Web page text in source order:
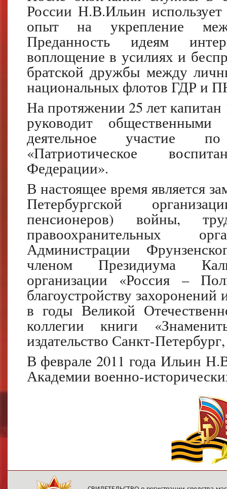
России Н.В.Ильин
опыт на укрепление
Преданность идеям
воплощение в усилиях и
братской дружбы между
национальных флотов ГДР и
На протяжении 25 лет
руководит
деятельное участие
«Патриотическое
Федерации».
В настоящее время является
Петербургской
пенсионеров) войны,
правоохранительных
Администрации
членом Президиума
организации «Россия –
благоустройству
в годы Великой
коллегии книги
издательство Санкт-
В феврале 2011 года Ильин
Академии военно-